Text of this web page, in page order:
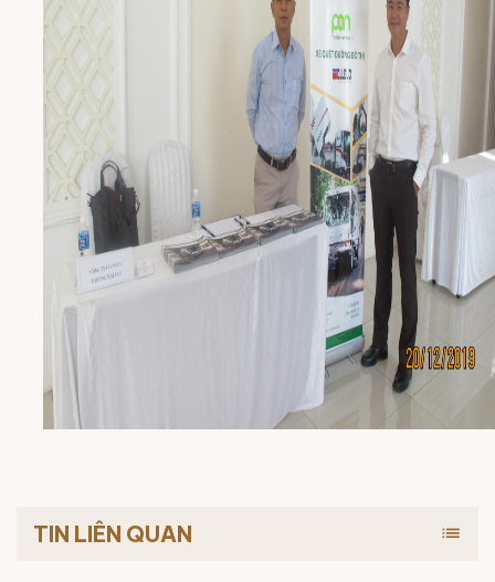
TIN LIÊN QUAN list